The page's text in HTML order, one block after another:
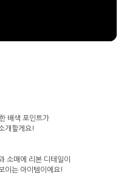
배색 포인트가
개할게요!
소매에 리본 디테일이
이는 아이템이에요!